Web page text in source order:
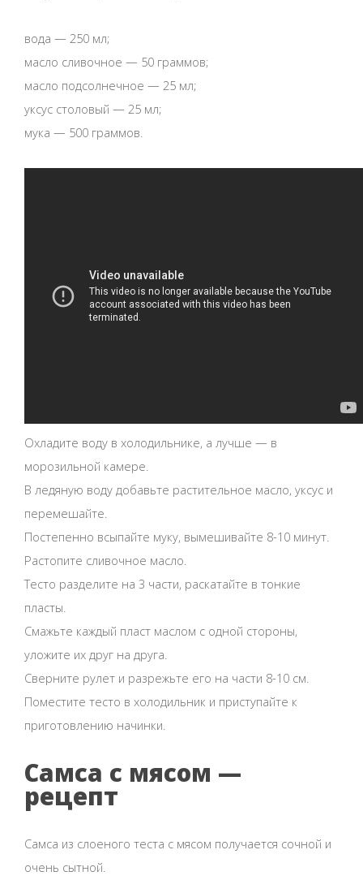
вода — 250 мл;
масло сливочное — 50 граммов;
масло подсолнечное — 25 мл;
уксус столовый — 25 мл;
мука — 500 граммов.
Охладите воду в холодильнике, а лучше — в
морозильной камере.
В ледяную воду добавьте растительное масло, уксус и
перемешайте.
Постепенно всыпайте муку, вымешивайте 8-10 минут.
Растопите сливочное масло.
Тесто разделите на 3 части, раскатайте в тонкие
пласты.
Смажьте каждый пласт маслом с одной стороны,
уложите их друг на друга.
Сверните рулет и разрежьте его на части 8-10 см.
Поместите тесто в холодильник и приступайте к
приготовлению начинки.
Самса с мясом —
рецепт
Самса из слоеного теста с мясом получается сочной и
очень сытной.